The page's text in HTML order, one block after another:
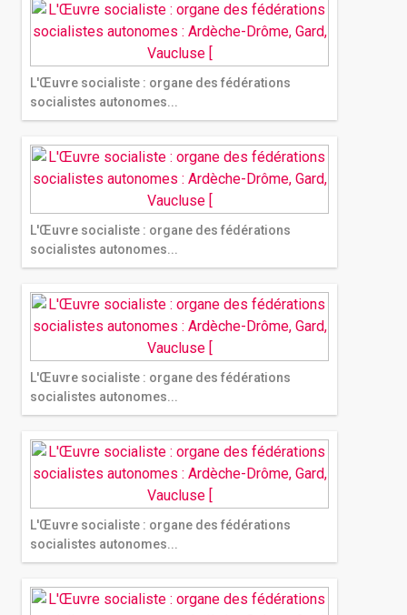
L'Œuvre socialiste : organe des fédérations
socialistes autonomes...
L'Œuvre socialiste : organe des fédérations
socialistes autonomes...
L'Œuvre socialiste : organe des fédérations
socialistes autonomes...
L'Œuvre socialiste : organe des fédérations
socialistes autonomes...